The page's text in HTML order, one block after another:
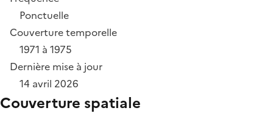
Ponctuelle
Couverture temporelle
1971 à 1975
Dernière mise à jour
14 avril 2026
Couverture spatiale